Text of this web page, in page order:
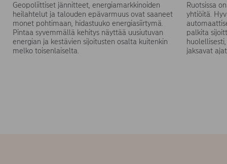
Geopoliittiset jännitteet, energiamarkkinoiden
heilahtelut ja talouden epävarmuus ovat saaneet
monet pohtimaan, hidastuuko energiasiirtymä.
Pintaa syvemmällä kehitys näyttää uusiutuvan
energian ja kestävien sijoitusten osalta kuitenkin
melko toisenlaiselta.
Ruotsissa
yhtiöitä.
palkita
jaksavat